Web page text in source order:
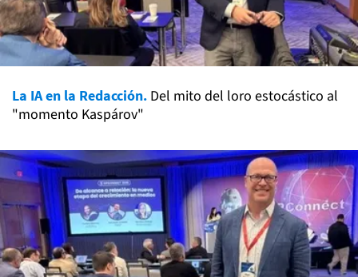
La IA en la Redacción. Del mito del loro estocástico al
"momento Kaspárov"